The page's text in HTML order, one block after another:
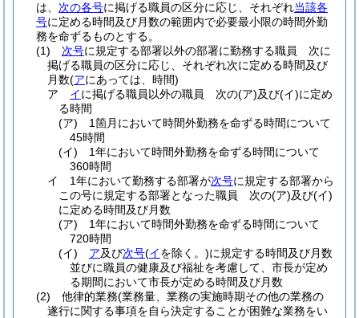
は、 次の各号に掲げる職員の区分に応じ、それぞれ当該各
号に定める時間及び月数の範囲内で必要最小限の時間外勤
務を命ずるものとする。
(1)
次号に規定する部署以外の部署に勤務する職員 次に
掲げる職員の区分に応じ、それぞれ次に定める時間及び
月数(アにあっては、時間)
ア
イに掲げる職員以外の職員 次の(ア)及び(イ)に定め
る時間
(ア)
1箇月において時間外勤務を命ずる時間について
45時間
(イ)
1年において時間外勤務を命ずる時間について
360時間
イ
1年において勤務する部署が次号に規定する部署から
この号に規定する部署となった職員 次の(ア)及び(イ)
に定める時間及び月数
(ア)
1年において時間外勤務を命ずる時間について
720時間
(イ)
ア及び次号(イを除く。)に規定する時間及び月数
並びに職員の健康及び福祉を考慮して、市長が定め
る期間において市長が定める時間及び月数
(2)
他律的業務(業務量、業務の実施時期その他の業務の
遂行に関する事項を自ら決定することが困難な業務をい